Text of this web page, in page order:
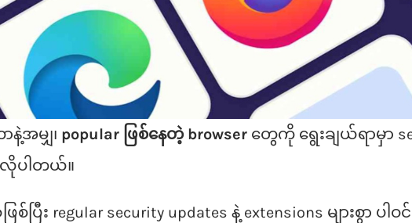
အမျှ၊ popular ဖြစ်နေတဲ့ browserတွေကို ရွေးချယ်ရာမှာ
လိုပါတယ်။
ပြီး regular security updates နဲ့ extensions များစွ